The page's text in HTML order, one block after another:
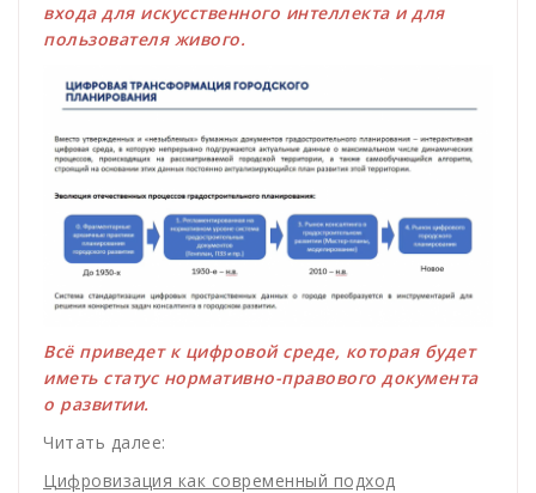
входа для искусственного интеллекта и для
пользователя живого.
Всё приведет к цифровой среде, которая будет
иметь статус нормативно-правового документа
о развитии.
Читать далее:
Цифровизация как современный подход